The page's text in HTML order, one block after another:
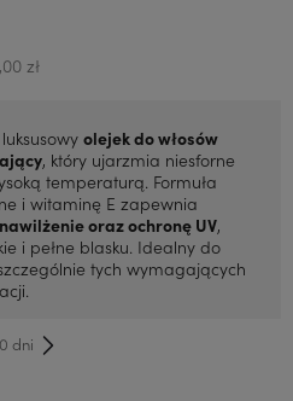
zł
olejek do włosów
, który ujarzmia niesforne
temperaturą. Formuła
i witaminę E zapewnia
oraz ochronę UV,
i pełne blasku. Idealny do
tych wymagających
dni